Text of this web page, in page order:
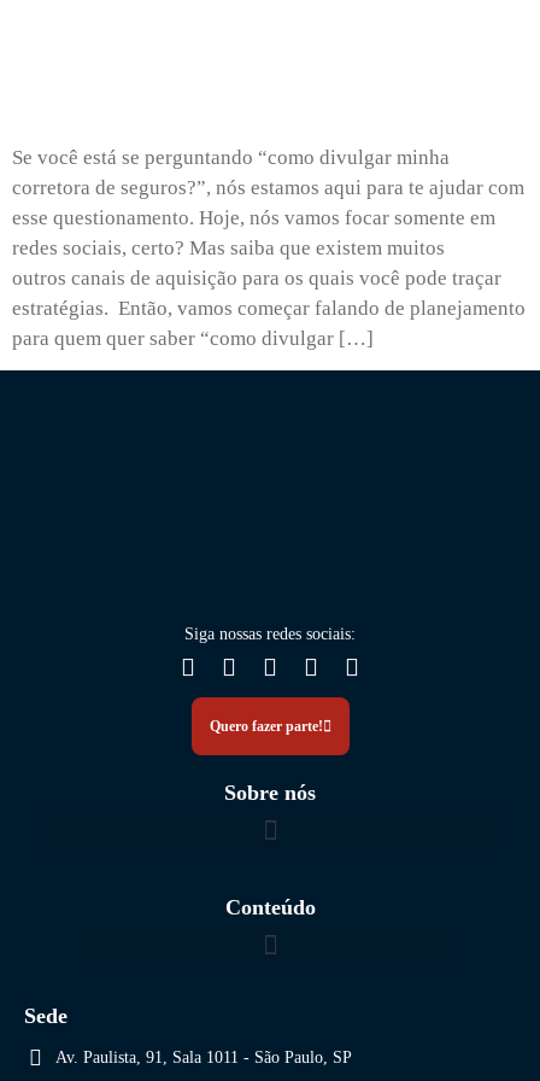
Se você está se perguntando “como divulgar minha
corretora de seguros?”, nós estamos aqui para te ajudar com
esse questionamento. Hoje, nós vamos focar somente em
redes sociais, certo? Mas saiba que existem muitos
outros canais de aquisição para os quais você pode traçar
estratégias. Então, vamos começar falando de planejamento
para quem quer saber “como divulgar […]
Siga nossas redes sociais:
Quero fazer parte!
Sobre nós
Conteúdo
Sede
Av. Paulista, 91, Sala 1011 - São Paulo, SP